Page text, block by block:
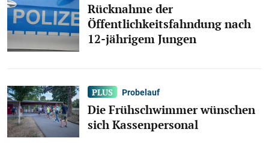
Rücknahme der
Öffentlichkeitsfahndung nach
12-jährigem Jungen
Probelauf
Die Frühschwimmer wünschen
sich Kassenpersonal